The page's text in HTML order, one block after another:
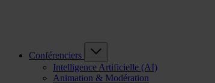
Conférenciers
Intelligence Artificielle (AI)
Animation & Modération